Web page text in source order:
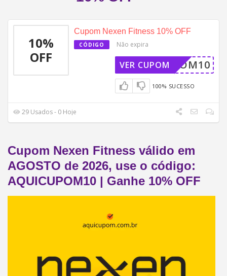
10%
OFF
Cupom Nexen Fitness 10% OFF
CÓDIGO Não expira
ICUPOM10
VER CUPOM
100% SUCESSO
29 Usados - 0 Hoje
Cupom Nexen Fitness válido em
AGOSTO de 2026, use o código:
AQUICUPOM10 | Ganhe 10% OFF